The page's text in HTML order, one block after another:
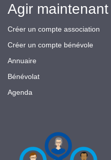
Agir maintenant
Créer un compte association
Créer un compte bénévole
Annuaire
Bénévolat
Agenda